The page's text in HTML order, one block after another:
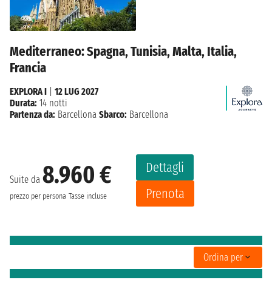
Mediterraneo: Spagna, Tunisia, Malta, Italia,
Francia
Suite da 8.960 €
prezzo per persona Tasse incluse
Dettagli
Prenota
EXPLORA I
12 LUG 2027
Durata: 14 notti
Partenza da: Barcellona Sbarco: Barcellona
Ordina per